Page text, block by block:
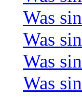
Was
Was
Was
Was